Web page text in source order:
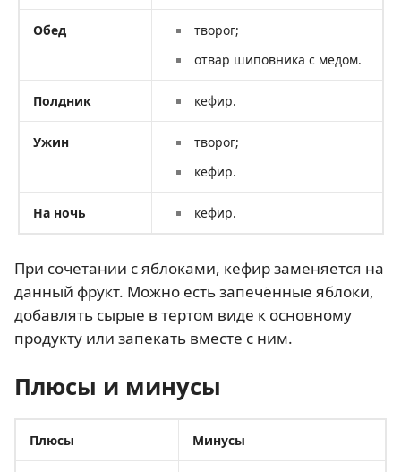
Обед
творог;
отвар шиповника с медом.
Полдник кефир.
Ужин
творог;
кефир.
На ночь кефир.
При сочетании с яблоками, кефир заменяется на
данный фрукт. Можно есть запечённые яблоки,
добавлять сырые в тертом виде к основному
продукту или запекать вместе с ним.
Плюсы и минусы
Плюсы Минусы